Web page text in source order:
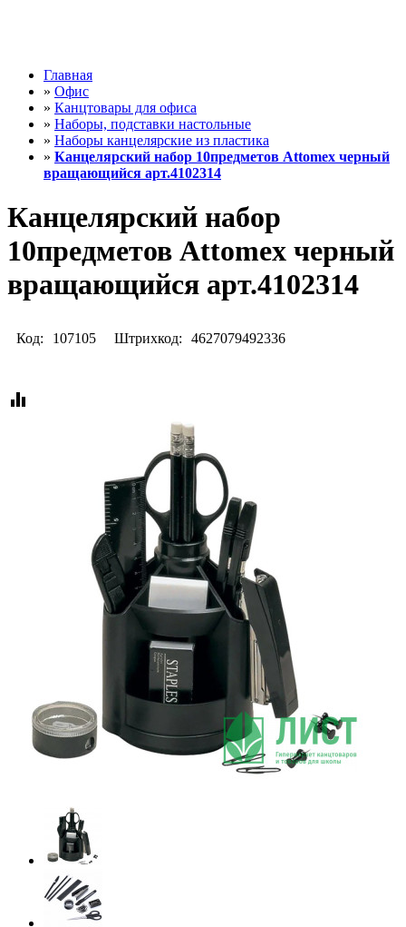
Главная
» Офис
» Канцтовары для офиса
» Наборы, подставки настольные
» Наборы канцелярские из пластика
» Канцелярский набор 10предметов Attomex черный
вращающийся арт.4102314
Канцелярский набор
10предметов Attomex черный
вращающийся арт.4102314
Код: 107105 Штрихкод: 4627079492336
equalizer